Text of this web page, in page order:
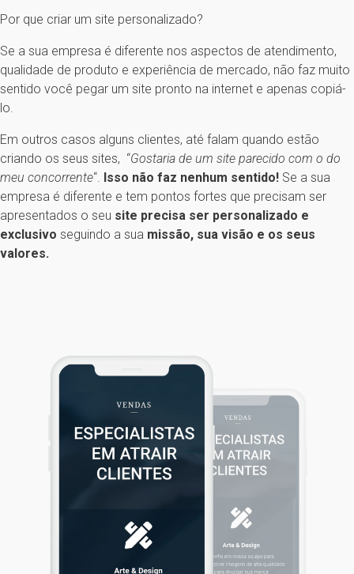
Por que criar um site personalizado?
Se a sua empresa é diferente nos aspectos de atendimento,
qualidade de produto e experiência de mercado, não faz muito
sentido você pegar um site pronto na internet e apenas copiá-
lo.
Em outros casos alguns clientes, até falam quando estão
criando os seus sites, “Gostaria de um site parecido com o do
meu concorrente“. Isso não faz nenhum sentido! Se a sua
empresa é diferente e tem pontos fortes que precisam ser
apresentados o seu site precisa ser personalizado e
exclusivo seguindo a sua missão, sua visão e os seus
valores.